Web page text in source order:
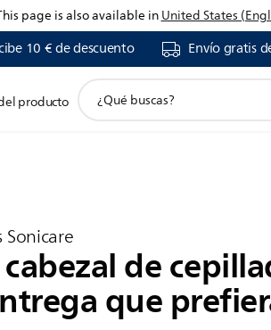
page is also available inUnited States
10 € de descuento Envío gratis
producto
de
que